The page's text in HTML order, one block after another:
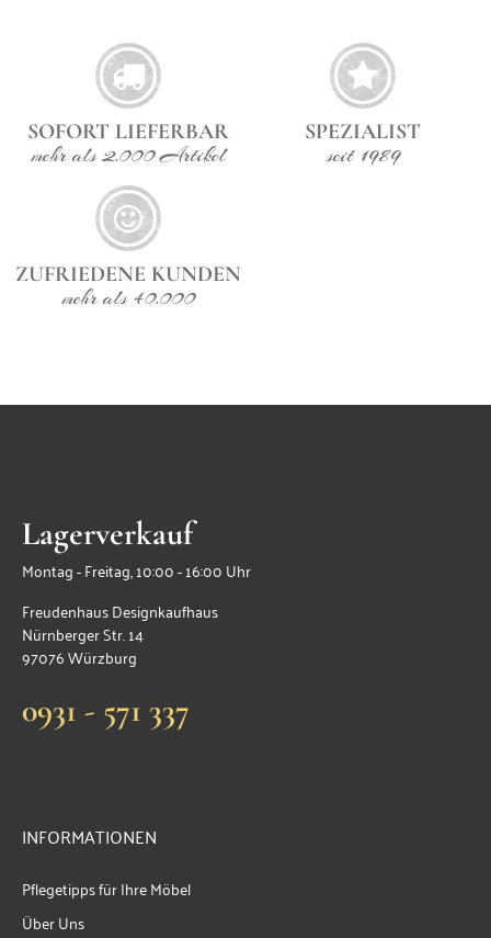
SOFORT LIEFERBAR
mehr als 2.000 Artikel
SPEZIALIST
seit 1989
ZUFRIEDENE KUNDEN
mehr als 40.000
Lagerverkauf
Montag - Freitag, 10:00 - 16:00 Uhr
Freudenhaus Designkaufhaus
Nürnberger Str. 14
97076 Würzburg
0931 - 571 337
INFORMATIONEN
Pflegetipps für Ihre Möbel
Über Uns